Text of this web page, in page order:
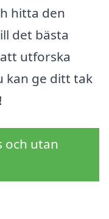
hitta den
det bästa
utforska
kan ge ditt tak
och utan